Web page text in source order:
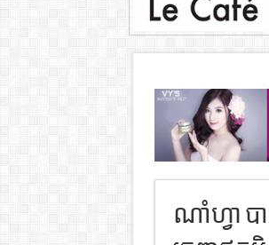
ណាំហ្វា